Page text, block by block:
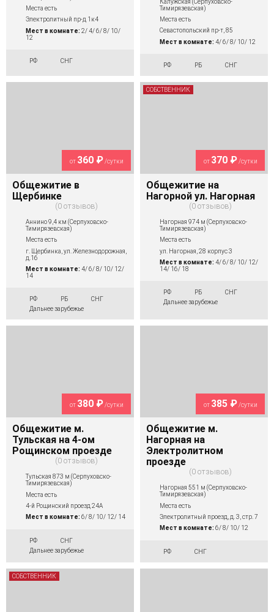
Места есть
Электролитный пр-д 1к4
Мест в комнате: 2/ 4/ 6/ 8/ 10/
12
РФ СНГ
Калужская (Серпуховско-
Тимирязевская)
Места есть
Севастопольский пр-т, 85
Мест в комнате: 4/ 6/ 8/ 10/ 12
РФ РБ СНГ
от 360 ₽/сутки
Общежитие в
Щербинке
0 отзывов
Аннино 9,4 км (Серпуховско-
Тимирязевская)
Места есть
г. Щербинка, ул. Железнодорожная,
д.16
Мест в комнате: 4/ 6/ 8/ 10/ 12/
14
РФ РБ
СНГ
Дальнее зарубежье
от 370 ₽/сутки
Общежитие на
Нагорной ул. Нагорная
0 отзывов
Нагорная 974 м (Серпуховско-
Тимирязевская)
Места есть
ул. Нагорная, 28 корпус 3
Мест в комнате: 4/ 6/ 8/ 10/ 12/
14/ 16/ 18
РФ РБ
СНГ
Дальнее зарубежье
СОБСТВЕННИК
от 380 ₽/сутки
Общежитие м.
Тульская на 4-ом
Рощинском проезде
0 отзывов
Тульская 873 м (Серпуховско-
Тимирязевская)
Места есть
4-й Рощинский проезд 24А
Мест в комнате: 6/ 8/ 10/ 12/ 14
РФ
СНГ
Дальнее зарубежье
от 385 ₽/сутки
Общежитие м.
Нагорная на
Электролитном
проезде
0 отзывов
Нагорная 551 м (Серпуховско-
Тимирязевская)
Места есть
Электролитный проезд, д. 3, стр. 7
Мест в комнате: 6/ 8/ 10/ 12
РФ СНГ
СОБСТВЕННИК